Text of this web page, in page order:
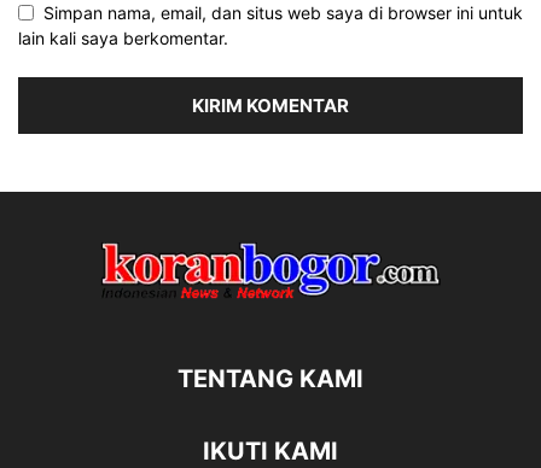
Simpan nama, email, dan situs web saya di browser ini untuk
lain kali saya berkomentar.
TENTANG KAMI
IKUTI KAMI